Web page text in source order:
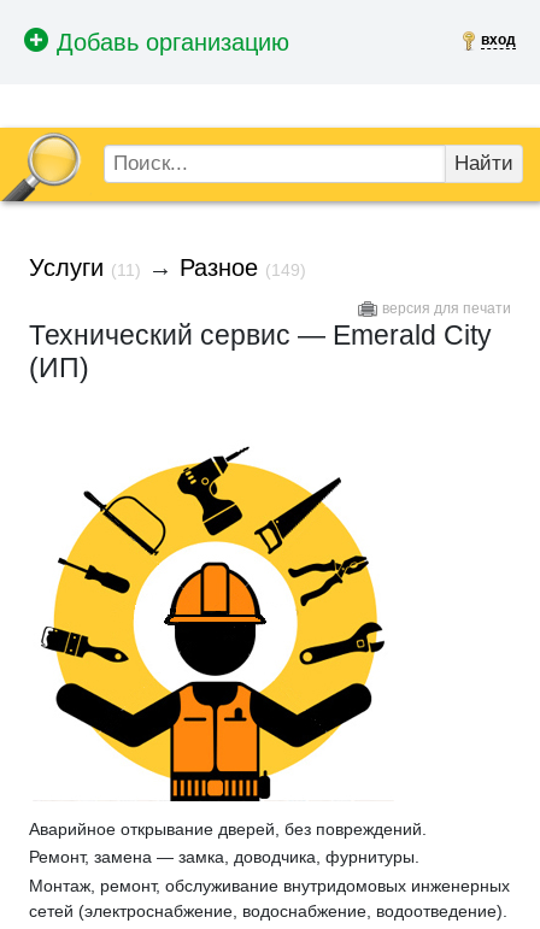
вход
Найти
Услуги (11) → Разное (149)
версия для печати
Технический сервис — Emerald City
(ИП)
Аварийное открывание дверей, без повреждений.
Ремонт, замена — замка, доводчика, фурнитуры.
Монтаж, ремонт, обслуживание внутридомовых инженерных
сетей (электроснабжение, водоснабжение, водоотведение).